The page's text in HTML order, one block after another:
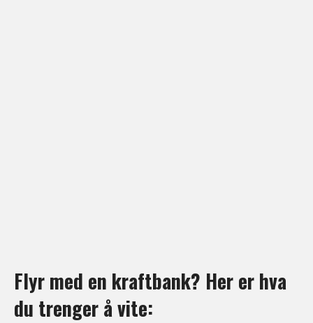
Flyr med en kraftbank? Her er hva
du trenger å vite: